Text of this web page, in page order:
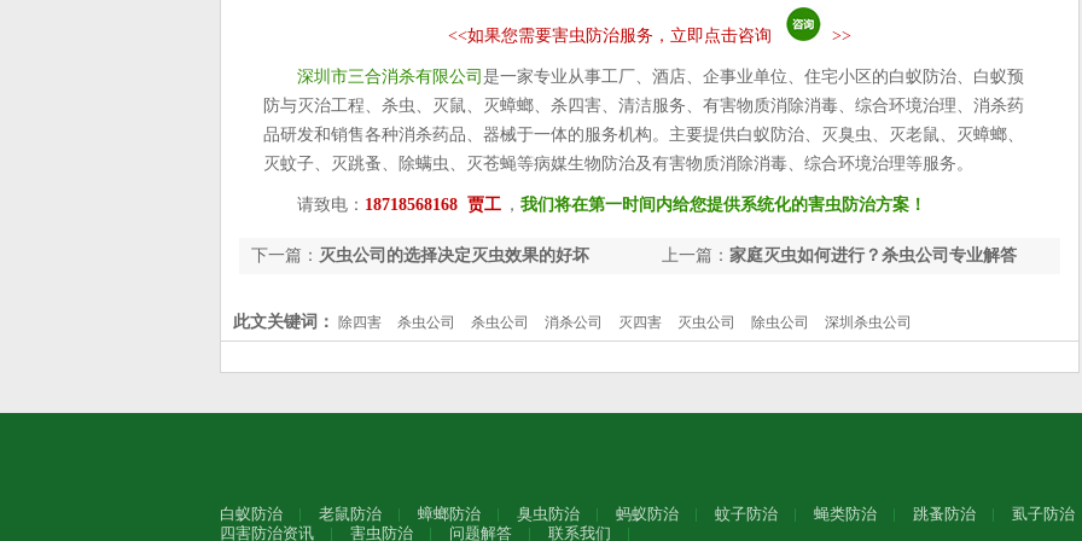
<<如果您需要害虫防治服务，立即点击咨询 >>
深圳市三合消杀有限公司 是一家专业从事工厂、酒店、企事业单位、住宅小区的白蚁防治、白蚁预
防与灭治工程、杀虫、灭鼠、灭蟑螂、杀四害、清洁服务、有害物质消除消毒、综合环境治理、消杀药
品研发和销售各种消杀药品、器械于一体的服务机构。主要提供白蚁防治、灭臭虫、灭老鼠、灭蟑螂、
灭蚊子、灭跳蚤、除螨虫、灭苍蝇等病媒生物防治及有害物质消除消毒、综合环境治理等服务。
请致电： 18718568168 贾工 ， 我们将在第一时间内给您提供系统化的害虫防治方案！
上一篇： 家庭灭虫如何进行？杀虫公司专业解答
下一篇： 灭虫公司的选择决定灭虫效果的好坏
此文关键词： 除四害 杀虫公司 杀虫公司 消杀公司 灭四害 灭虫公司 除虫公司 深圳杀虫公司
白蚁防治 老鼠防治 蟑螂防治 臭虫防治 蚂蚁防治 蚊子防治 蝇类防治 跳蚤防治 虱子防治
四害防治资讯
害虫防治 问题解答 联系我们